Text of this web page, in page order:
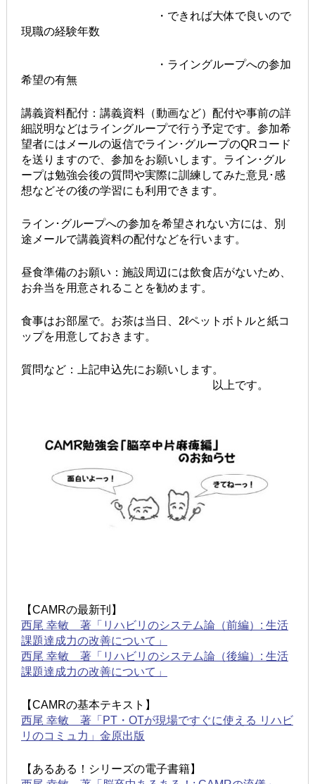
・できれば大体で良いので
現職の経験年数
・ライングループへの参加
希望の有無
講義資料配付：講義資料（動画など）配付や事前の詳
細説明などはライングループで行う予定です。参加希
望者にはメールの返信でライン･グループのQRコード
を送りますので、参加をお願いします。ライン･グル
ープは勉強会後の質問や実際に訓練してみた意見･感
想などその後の学習にも利用できます。
ライン･グループへの参加を希望されない方には、別
途メールで講義資料の配付などを行います。
昼食準備のお願い：施設周辺には飲食店がないため、
お弁当を用意されることを勧めます。
食事はお部屋で。お茶は当日、2ℓペットボトルと紙コ
ップを用意しておきます。
質問など：上記申込先にお願いします。
以上です。
【CAMRの最新刊】
西尾 幸敏 著「リハビリのシステム論（前編）: 生活
課題達成力の改善について」
西尾 幸敏 著「リハビリのシステム論（後編）: 生活
課題達成力の改善について」
【CAMRの基本テキスト】
西尾 幸敏 著「PT・OTが現場ですぐに使える リハビ
リのコミュ力」金原出版
【あるある！シリーズの電子書籍】